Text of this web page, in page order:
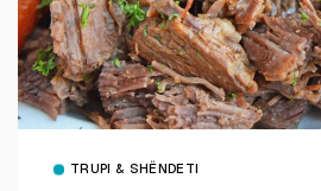
TRUPI & SHËNDETI